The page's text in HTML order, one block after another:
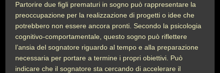
Partorire due figli prematuri in sogno può rappresentare la
preoccupazione per la realizzazione di progetti o idee che
potrebbero non essere ancora pronti. Secondo la psicologia
cognitivo-comportamentale, questo sogno può riflettere
l’ansia del sognatore riguardo al tempo e alla preparazione
necessaria per portare a termine i propri obiettivi. Può
indicare che il sognatore sta cercando di accelerare il